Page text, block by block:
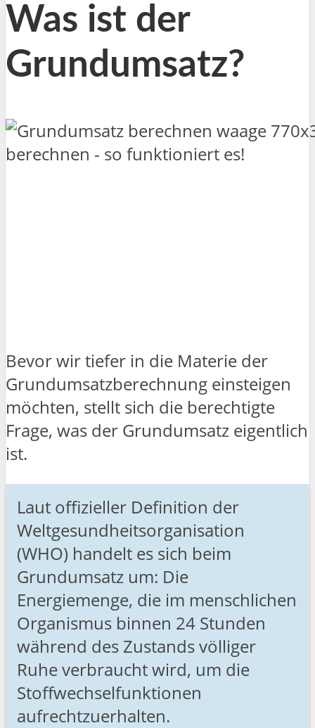
Was ist der
Grundumsatz?
Bevor wir tiefer in die Materie der
Grundumsatzberechnung einsteigen
möchten, stellt sich die berechtigte
Frage, was der Grundumsatz eigentlich
ist.
Laut offizieller Definition der
Weltgesundheitsorganisation
(WHO) handelt es sich beim
Grundumsatz um: Die
Energiemenge, die im menschlichen
Organismus binnen 24 Stunden
während des Zustands völliger
Ruhe verbraucht wird, um die
Stoffwechselfunktionen
aufrechtzuerhalten.